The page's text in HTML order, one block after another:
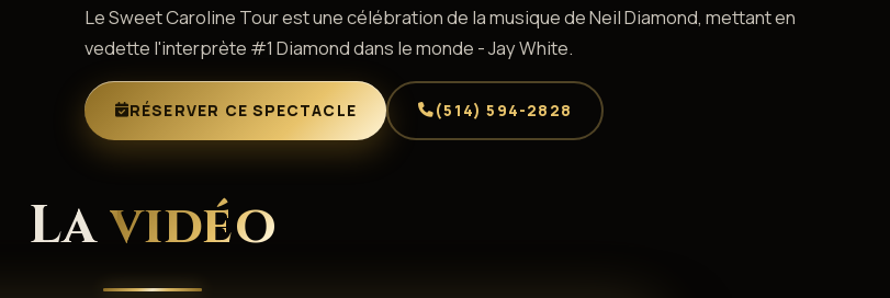
Le Sweet Caroline Tour est une célébration de la musique de Neil Diamond, mettant en
vedette l'interprète #1 Diamond dans le monde - Jay White.
RÉSERVER CE SPECTACLE (514) 594-2828
Lavidéo